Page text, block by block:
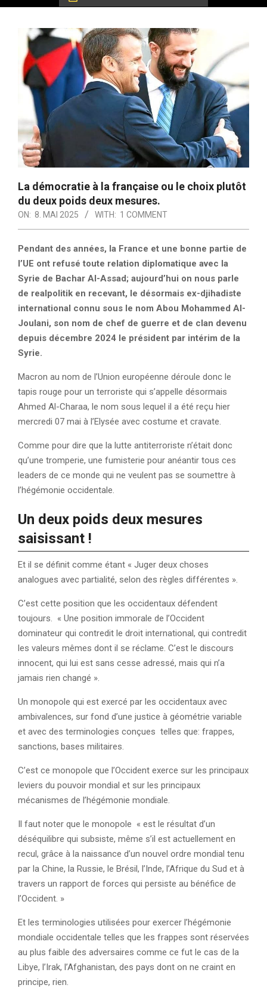
La démocratie à la française ou le choix plutôt
du deux poids deux mesures.
ON: 8. MAI 2025 WITH: 1 COMMENT
Pendant des années, la France et une bonne partie de
l’UE ont refusé toute relation diplomatique avec la
Syrie de Bachar Al-Assad; aujourd’hui on nous parle
de realpolitik en recevant, le désormais ex-djihadiste
international connu sous le nom Abou Mohammed Al-
Joulani, son nom de chef de guerre et de clan devenu
depuis décembre 2024 le président par intérim de la
Syrie.
Macron au nom de l’Union européenne déroule donc le
tapis rouge pour un terroriste qui s’appelle désormais
Ahmed Al-Charaa, le nom sous lequel il a été reçu hier
mercredi 07 mai à l’Elysée avec costume et cravate.
Comme pour dire que la lutte antiterroriste n’était donc
qu’une tromperie, une fumisterie pour anéantir tous ces
leaders de ce monde qui ne veulent pas se soumettre à
l’hégémonie occidentale.
Un deux poids deux mesures
saisissant !
Et il se définit comme étant « Juger deux choses
analogues avec partialité, selon des règles différentes ».
C’est cette position que les occidentaux défendent
toujours. « Une position immorale de l’Occident
dominateur qui contredit le droit international, qui contredit
les valeurs mêmes dont il se réclame. C’est le discours
innocent, qui lui est sans cesse adressé, mais qui n’a
jamais rien changé ».
Un monopole qui est exercé par les occidentaux avec
ambivalences, sur fond d’une justice à géométrie variable
et avec des terminologies conçues telles que: frappes,
sanctions, bases militaires.
C’est ce monopole que l’Occident exerce sur les principaux
leviers du pouvoir mondial et sur les principaux
mécanismes de l’hégémonie mondiale.
Il faut noter que le monopole « est le résultat d’un
déséquilibre qui subsiste, même s’il est actuellement en
recul, grâce à la naissance d’un nouvel ordre mondial tenu
par la Chine, la Russie, le Brésil, l’Inde, l’Afrique du Sud et à
travers un rapport de forces qui persiste au bénéfice de
l’Occident. »
Et les terminologies utilisées pour exercer l’hégémonie
mondiale occidentale telles que les frappes sont réservées
au plus faible des adversaires comme ce fut le cas de la
Libye, l’Irak, l’Afghanistan, des pays dont on ne craint en
principe, rien.